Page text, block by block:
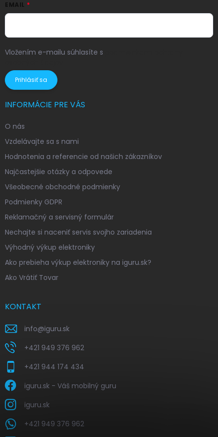
EMAIL
Vložením e-mailu súhlasíte s
Prihlásiť sa
INFORMÁCIE PRE VÁS
O nás
Vzdelávajte sa s nami
Hodnotenia a referencie od našich zákazníkov
Najčastejšie otázky a odpovede
Všeobecné obchodné podmienky
Podmienky GDPR
Reklamačný a servisný formulár
Nechajte si naceniť servis svojho zariadenia
Výhodný výkup elektroniky
Ako prebieha výkup elektroniky na iguru.sk?
Ako Vrátiť Tovar
KONTAKT
info@iguru.sk
+421 949 376 962
+421 944 174 434
iguru.sk - Váš mobilný guru
iguru.sk
+421 949 376 962